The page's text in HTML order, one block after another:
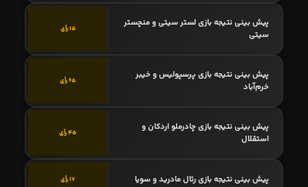
پیش بینی نتیجه بازی لستر سیتی و منچستر
سیتی
15 رأی
پیش بینی نتیجه بازی پرسپولیس و خیبر
خرم‌آباد
65 رأی
پیش بینی نتیجه بازی چادرملو اردکان و
استقلال
45 رأی
پیش بینی نتیجه بازی رئال مادرید و سویا 17 رأی